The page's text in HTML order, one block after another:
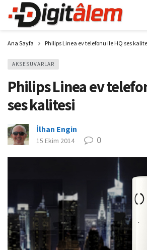
Ana Sayfa Philips Linea ev telefonu ile HQ ses
AKSESUVARLAR
Philips Linea ev
ses kalitesi
İlhan Engin
15 Ekim 2014 0